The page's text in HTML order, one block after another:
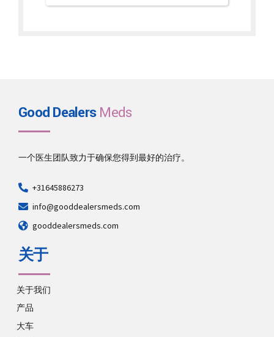
Good DealersMeds
一个医生团队致力于确保您得到最好的治疗。
+31645886273
info@gooddealersmeds.com
gooddealersmeds.com
关于
关于我们
产品
大车